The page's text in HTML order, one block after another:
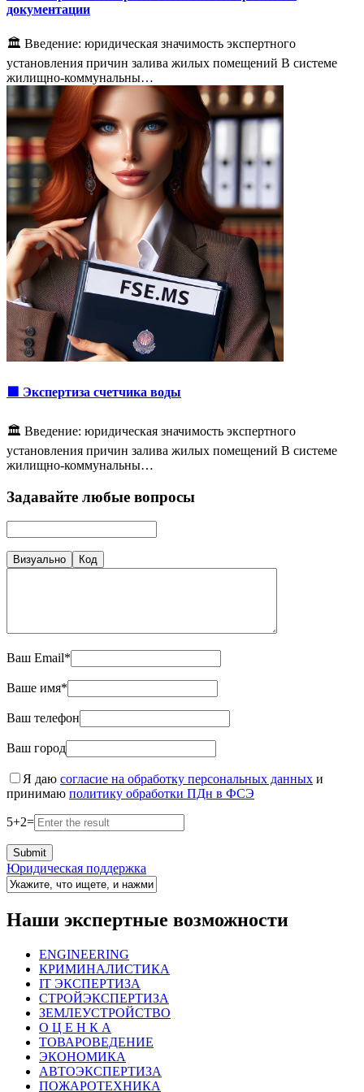
документации
🏛️ Введение: юридическая значимость экспертного
установления причин залива жилых помещений В системе
жилищно-коммунальны…
🟩 Экспертиза счетчика воды
🏛️ Введение: юридическая значимость экспертного
установления причин залива жилых помещений В системе
жилищно-коммунальны…
Задавайте любые вопросы
Визуально Код
Ваш Email*
Ваше имя*
Ваш телефон
Ваш город
Я даю согласие на обработку персональных данных и
принимаю политику обработки ПДн в ФСЭ
5+2=
Юридическая поддержка
Наши экспертные возможности
ENGINEERING
КРИМИНАЛИСТИКА
IT ЭКСПЕРТИЗА
СТРОЙЭКСПЕРТИЗА
ЗЕМЛЕУСТРОЙСТВО
О Ц Е Н К А
ТОВАРОВЕДЕНИЕ
ЭКОНОМИКА
АВТОЭКСПЕРТИЗА
ПОЖАРОТЕХНИКА